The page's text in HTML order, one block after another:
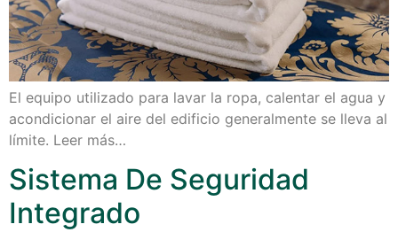
El equipo utilizado para lavar la ropa, calentar el agua y
acondicionar el aire del edificio generalmente se lleva al
límite. Leer más…
Sistema De Seguridad
Integrado